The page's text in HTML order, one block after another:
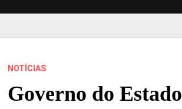
NOTÍCIAS
Governo do Estado